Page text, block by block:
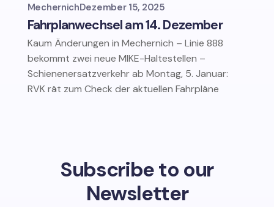
Fahrplanwechsel am 14. Dezember
MechernichDezember 15, 2025
Kaum Änderungen in Mechernich – Linie 888
bekommt zwei neue MIKE-Haltestellen –
Schienenersatzverkehr ab Montag, 5. Januar:
RVK rät zum Check der aktuellen Fahrpläne
Subscribe to our
Newsletter